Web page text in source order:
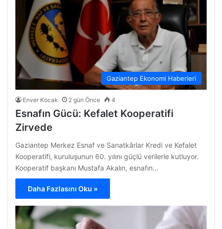
Gaziantep Ekonomi Haberleri
Enver Kocak 2 gün Önce 4
Esnafın Gücü: Kefalet Kooperatifi
Zirvede
Gaziantep Merkez Esnaf ve Sanatkârlar Kredi ve Kefalet
Kooperatifi, kuruluşunun 60. yılını güçlü verilerle kutluyor.
Kooperatif başkanı Mustafa Akalın, esnafın…
Daha Fazlasını Oku »